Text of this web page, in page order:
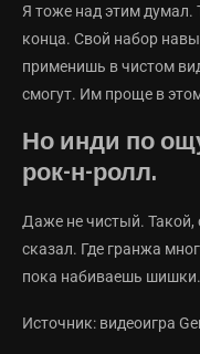
Я тоже над этим думал.
конца. Свой набор
применишь в чистом
смогут. Им проще в
Но инди по
рок-н-ролл.
Даже не чистый.
сказал. Где гранжа
пока набиваешь шишки.
Источник: видеоигра